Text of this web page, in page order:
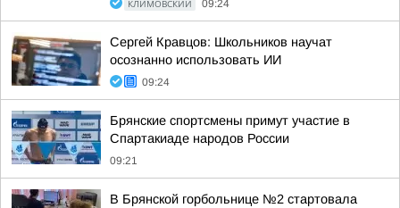
КЛИМОВСКИЙ 09:24
Сергей Кравцов: Школьников научат
осознанно использовать ИИ
09:24
Брянские спортсмены примут участие в
Спартакиаде народов России
09:21
В Брянской горбольнице №2 стартовала